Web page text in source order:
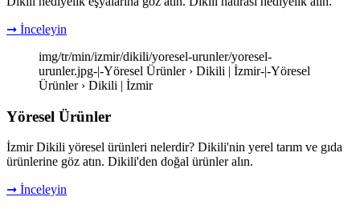
➞ İnceleyin
img/tr/min/izmir/dikili/yoresel-urunler/yoresel-
urunler.jpg-|-Yöresel Ürünler › Dikili | İzmir-|-Yöresel
Ürünler › Dikili | İzmir
Yöresel Ürünler
İzmir Dikili yöresel ürünleri nelerdir? Dikili'nin yerel tarım ve gıda
ürünlerine göz atın. Dikili'den doğal ürünler alın.
➞ İnceleyin